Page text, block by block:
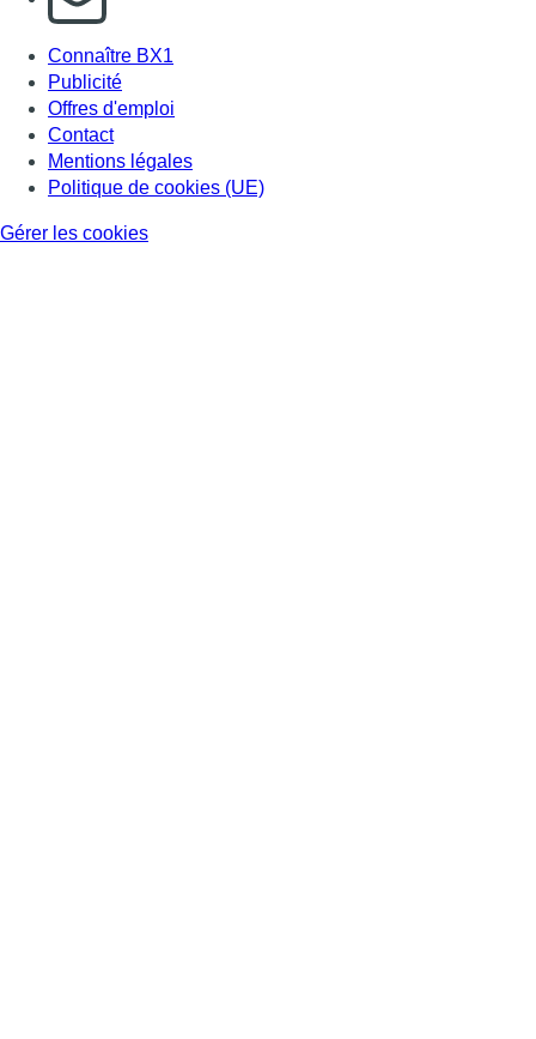
Connaître BX1
Publicité
Offres d'emploi
Contact
Mentions légales
Politique de cookies (UE)
Gérer les cookies